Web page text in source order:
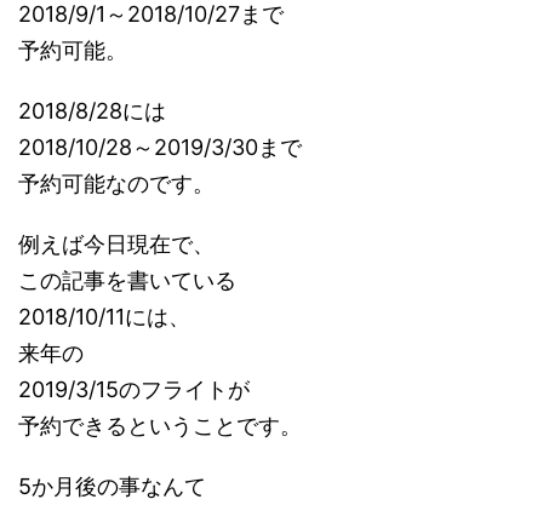
2018/9/1～2018/10/27まで
予約可能。
2018/8/28には
2018/10/28～2019/3/30まで
予約可能なのです。
例えば今日現在で、
この記事を書いている
2018/10/11には、
来年の
2019/3/15のフライトが
予約できるということです。
5か月後の事なんて